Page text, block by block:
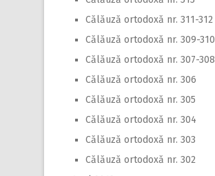
Călăuză ortodoxă nr. 311-312
Călăuză ortodoxă nr. 309-310
Călăuză ortodoxă nr. 307-308
Călăuză ortodoxă nr. 306
Călăuză ortodoxă nr. 305
Călăuză ortodoxă nr. 304
Călăuză ortodoxă nr. 303
Călăuză ortodoxă nr. 302